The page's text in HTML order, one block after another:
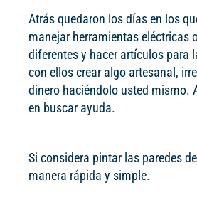
Atrás quedaron los días en los
manejar herramientas eléctricas
diferentes y hacer artículos para
con ellos crear algo artesanal,
dinero haciéndolo usted mismo.
en buscar ayuda.
Si considera pintar las paredes
manera rápida y simple.